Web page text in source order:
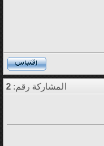
المشاركة رقم: 2